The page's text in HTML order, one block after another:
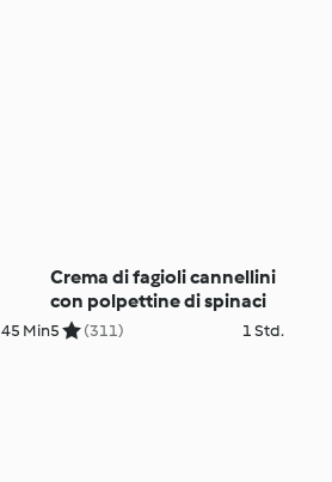
45 Min
Crema di fagioli cannellini
con polpettine di spinaci
5 (311) 1 Std.